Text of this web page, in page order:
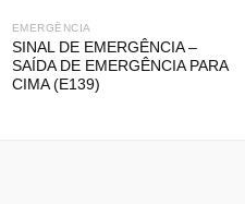
EMERGÊNCIA
SINAL DE EMERGÊNCIA –
SAÍDA DE EMERGÊNCIA PARA
CIMA (E139)